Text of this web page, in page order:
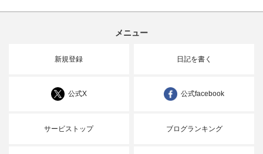
メニュー
新規登録 日記を書く
公式X 公式facebook
サービストップ ブログランキング